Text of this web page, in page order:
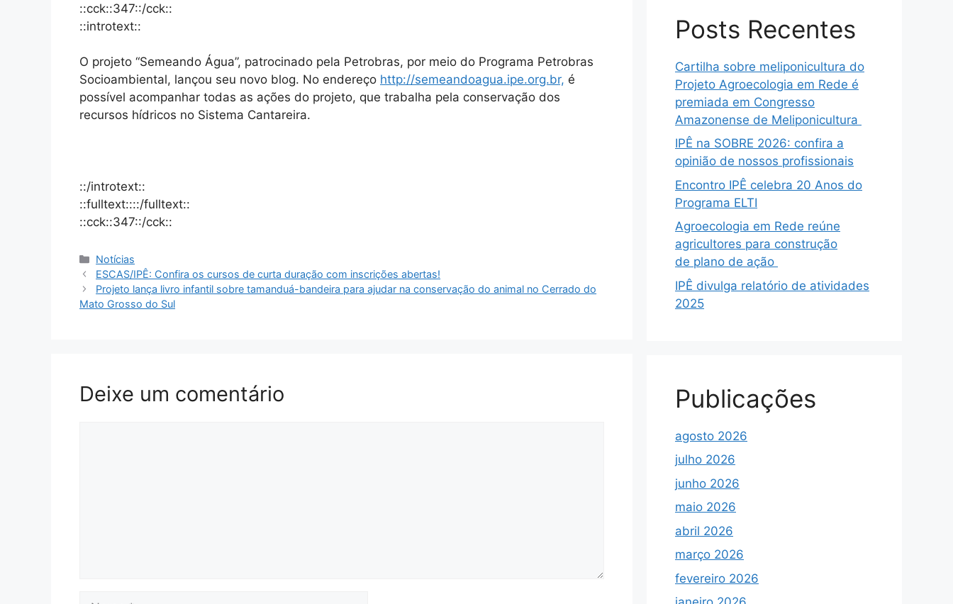
::cck::347::/cck::
::introtext::
O projeto “Semeando Água”, patrocinado pela Petrobras, por meio do Programa Petrobras
Socioambiental, lançou seu novo blog. No endereço http://semeandoagua.ipe.org.br, é
possível acompanhar todas as ações do projeto, que trabalha pela conservação dos
recursos hídricos no Sistema Cantareira.
::/introtext::
::fulltext::::/fulltext::
::cck::347::/cck::
Notícias
ESCAS/IPÊ: Confira os cursos de curta duração com inscrições abertas!
Projeto lança livro infantil sobre tamanduá-bandeira para ajudar na conservação do animal no Cerrado do
Mato Grosso do Sul
Deixe um comentário
Posts Recentes
Cartilha sobre meliponicultura do
Projeto Agroecologia em Rede é
premiada em Congresso
Amazonense de Meliponicultura
IPÊ na SOBRE 2026: confira a
opinião de nossos profissionais
Encontro IPÊ celebra 20 Anos do
Programa ELTI
Agroecologia em Rede reúne
agricultores para construção
de plano de ação
IPÊ divulga relatório de atividades
2025
Publicações
agosto 2026
julho 2026
junho 2026
maio 2026
abril 2026
março 2026
fevereiro 2026